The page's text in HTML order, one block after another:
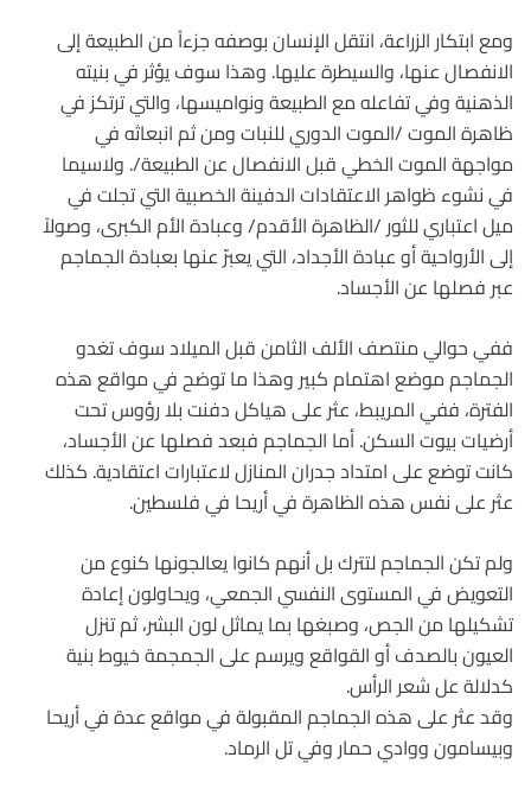
ومع ابتكار الزراعة، انتقل الإنسان بوصفه جزءاً من الطبيعة إلى
الانفصال عنها، والسيطرة عليها. وهذا سوف يؤثر في بنيته
الذهنية وفي تفاعله مع الطبيعة ونواميسها، والتي ترتكز في
ظاهرة الموت /الموت الدوري للنبات ومن ثم انبعاثه في
مواجهة الموت الخطي قبل الانفصال عن الطبيعة/. ولاسيما
في نشوء ظواهر الاعتقادات الدفينة الخصبية التي تجلت في
ميل اعتباري للثور /الظاهرة الأقدم/ وعبادة الأم الكبرى، وصولاً
إلى الأرواحية أو عبادة الأجداد، التي يعبرّ عنها بعبادة الجماجم
عبر فصلها عن الأجساد.
ففي حوالي منتصف الألف الثامن قبل الميلاد سوف تغدو
الجماجم موضع اهتمام كبير وهذا ما توضح في مواقع هذه
الفترة، ففي المريبط، عثر على هياكل دفنت بلا رؤوس تحت
أرضيات بيوت السكن. أما الجماجم فبعد فصلها عن الأجساد،
كانت توضع على امتداد جدران المنازل لاعتبارات اعتقادية. كذلك
عثر على نفس هذه الظاهرة في أريحا في فلسطين.
ولم تكن الجماجم لتترك بل أنهم كانوا يعالجونها كنوع من
التعويض في المستوى النفسي الجمعي، ويحاولون إعادة
تشكيلها من الجص، وصبغها بما يماثل لون البشر، ثم تنزل
العيون بالصدف أو القواقع ويرسم على الجمجمة خيوط بنية
كدلالة عل شعر الرأس.
وقد عثر على هذه الجماجم المقبولة في مواقع عدة في أريحا
وبيسامون ووادي حمار وفي تل الرماد.